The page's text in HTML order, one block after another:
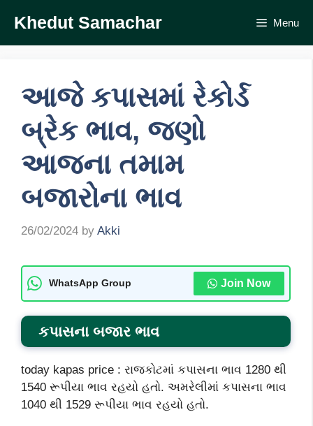
content
Khedut Samachar Menu
આજે કપાસમાં રેકોર્ડ
બ્રેક ભાવ, જણો
આજના તમામ
બજારોના ભાવ
26/02/2024 by Akki
WhatsApp Group Join Now
કપાસના બજાર ભાવ
today kapas price : રાજકોટમાં કપાસના ભાવ 1280 થી
1540 રૂપીયા ભાવ રહયો હતો. અમરેલીમાં કપાસના ભાવ
1040 થી 1529 રૂપીયા ભાવ રહયો હતો.